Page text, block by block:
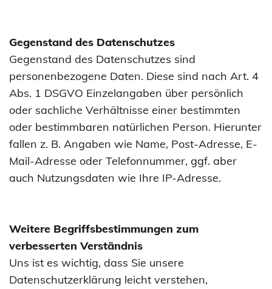
Gegenstand des Datenschutzes
Gegenstand des Datenschutzes sind
personenbezogene Daten. Diese sind nach Art. 4
Abs. 1 DSGVO Einzelangaben über persönlich
oder sachliche Verhältnisse einer bestimmten
oder bestimmbaren natürlichen Person. Hierunter
fallen z. B. Angaben wie Name, Post-Adresse, E-
Mail-Adresse oder Telefonnummer, ggf. aber
auch Nutzungsdaten wie Ihre IP-Adresse.
Weitere Begriffsbestimmungen zum
verbesserten Verständnis
Uns ist es wichtig, dass Sie unsere
Datenschutzerklärung leicht verstehen,